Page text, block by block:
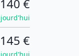
€
€